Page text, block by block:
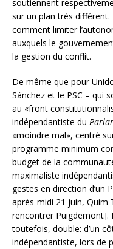
soutiennent
sur un plan très
comment limiter
auxquels le
la gestion du conflit.
De même que pour
Sánchez et le PSC – qui
au «front
indépendantiste du
«moindre mal», centré
programme minimum
budget de la
maximaliste
gestes en direction d’un
après-midi 21 juin, Quim
rencontrer Puigdemont].
toutefois, double: d’un
indépendantiste, lors de